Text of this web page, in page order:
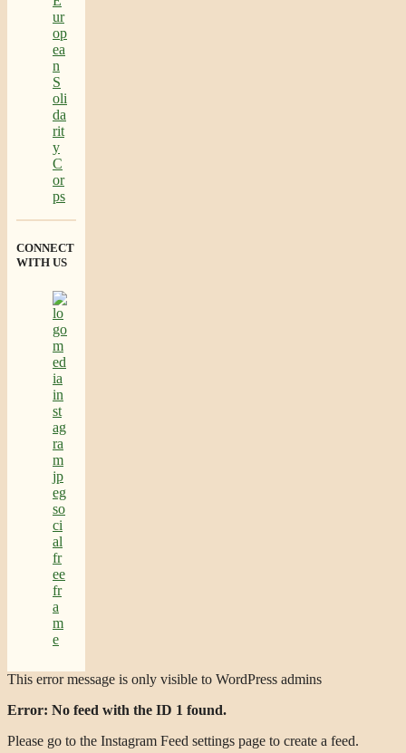
CONNECT
WITH US
This error message is only visible to WordPress admins
Error: No feed with the ID 1 found.
Please go to the Instagram Feed settings page to create a feed.